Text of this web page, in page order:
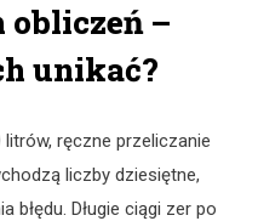
obliczeń –
unikać?
ręczne przeliczanie
liczby dziesiętne,
błędu. Długie ciągi zer po